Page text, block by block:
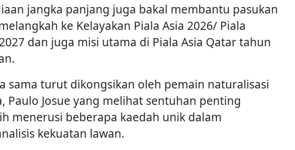
jangka panjang juga bakal membantu pasukan
ke Kelayakan Piala Asia 2026/ Piala
dan juga misi utama di Piala Asia Qatar tahun
sama turut dikongsikan oleh pemain naturalisasi
Paulo Josue yang melihat sentuhan penting
menerusi beberapa kaedah unik dalam
kekuatan lawan.